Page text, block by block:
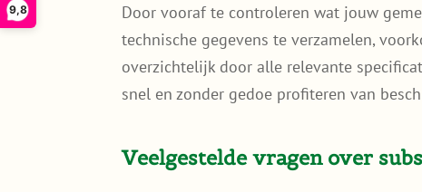
9,8
Door vooraf te controleren wat jouw
technische gegevens te verzamelen,
overzichtelijk door alle relevante
snel en zonder gedoe profiteren van
Veelgestelde vragen over